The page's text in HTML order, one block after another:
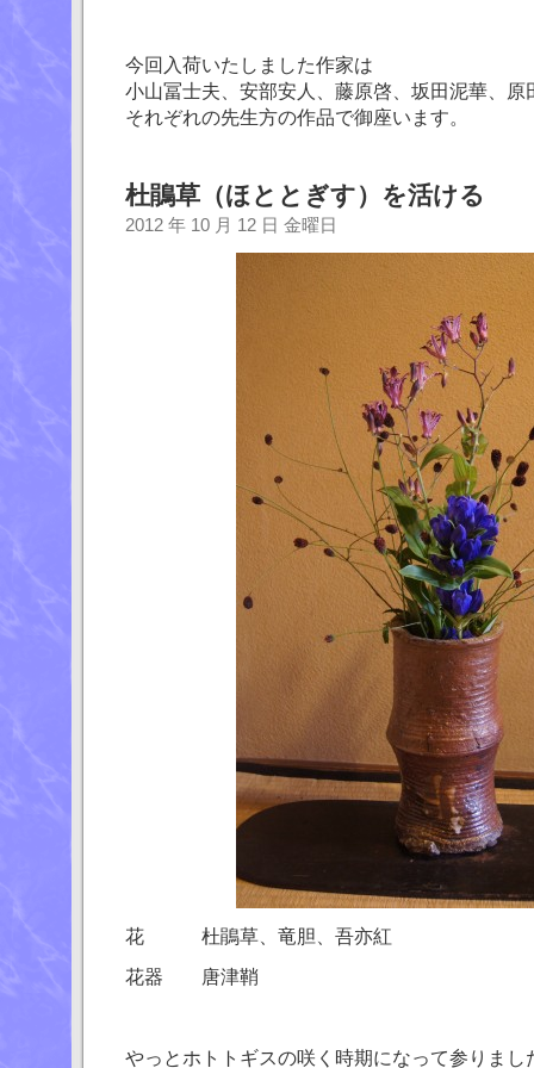
今回入荷いたしました作家は
小山冨士夫、安部安人、藤原啓、坂田泥華、原
それぞれの先生方の作品で御座います。
杜鵑草（ほととぎす）を活ける
2012 年 10 月 12 日 金曜日
花 杜鵑草、竜胆、吾亦紅
花器 唐津鞘
やっとホトトギスの咲く時期になって参りまし